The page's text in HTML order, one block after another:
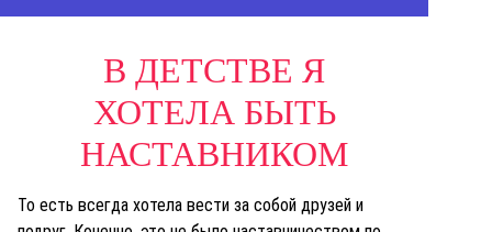
В ДЕТСТВЕ Я
ХОТЕЛА БЫТЬ
НАСТАВНИКОМ
То есть всегда хотела вести за собой друзей и